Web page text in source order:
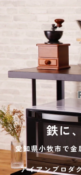
鉄に
愛知県小牧市で金
アイアンプロダ